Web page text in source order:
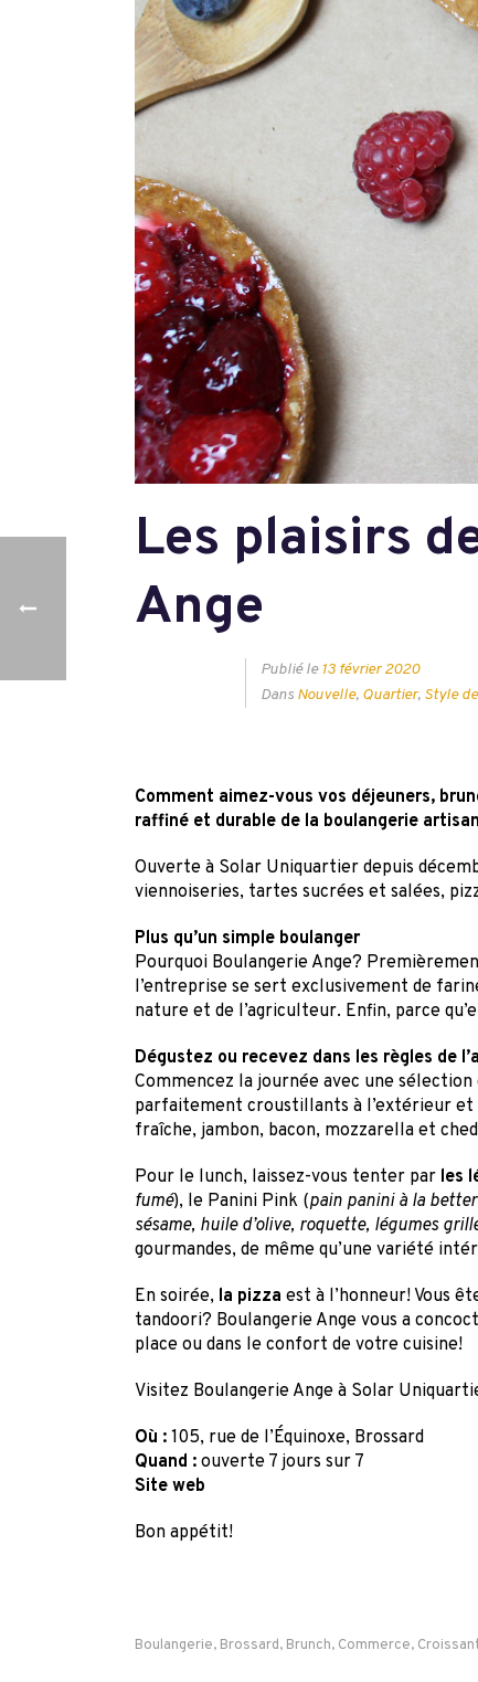
Les plaisirs
Ange
Publié le 13 février 2020
Dans Nouvelle, Quartier, Style
Comment aimez-vous vos déjeuners,
raffiné et durable de la boulangerie
Ouverte à Solar Uniquartier depuis
viennoiseries, tartes sucrées et salées,
Plus qu’un simple boulanger
Pourquoi Boulangerie Ange?
l’entreprise se sert exclusivement de
nature et de l’agriculteur. Enfin, parce
Dégustez ou recevez dans les règles de
Commencez la journée avec une sélection
parfaitement croustillants à l’extérieur et
fraîche, jambon, bacon, mozzarella et
Pour le lunch, laissez-vous tenter par les
fumé), le Panini Pink (pain panini à la
sésame, huile d’olive, roquette, légumes
gourmandes, de même qu’une variété
En soirée, la pizza est à l’honneur! Vous
tandoori? Boulangerie Ange vous a
place ou dans le confort de votre cuisine!
Visitez Boulangerie Ange à Solar
Où : 105, rue de l’Équinoxe, Brossard
Quand : ouverte 7 jours sur 7
Site web
Bon appétit!
Boulangerie, Brossard, Brunch, Commerce,